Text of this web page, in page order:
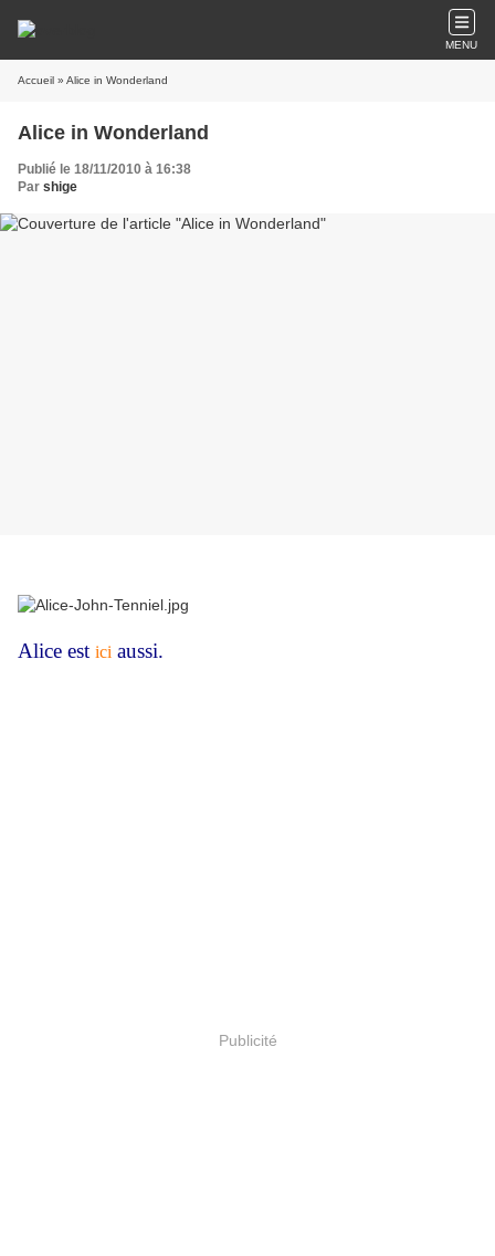
MENU
Accueil » Alice in Wonderland
Alice in Wonderland
Publié le 18/11/2010 à 16:38
Par shige
Alice est ici aussi.
Publicité